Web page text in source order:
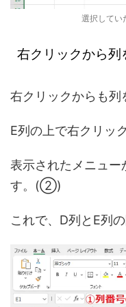
選択してい
右クリックから列
右クリックからも列
E列の上で右クリ
表示されたメニュー
す。(②)
これで、D列とE列